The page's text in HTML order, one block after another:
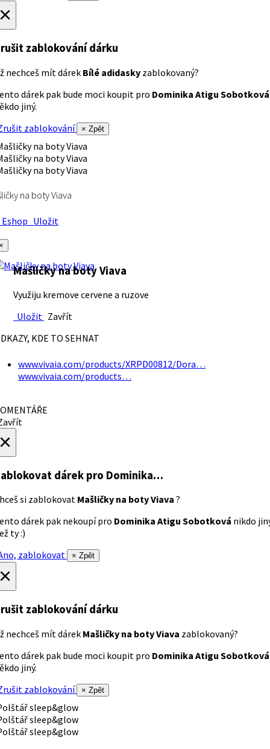
zablokování dárku
nechceš mít dárek Bílé adidasky zablokovaný?
dárek pak bude moci koupit pro Dominika Atigu Sobotková
jiný.
zablokování
× Zpět
na boty Viava
Uložit
Mašličky na boty Viava
Využiju kremove cervene a ruzove
Uložit Zavřít
KDE TO SEHNAT
www.vivaia.com/products/XRPD00812/Dora…
www.vivaia.com/products…
dárek pro Dominika…
si zablokovat Mašličky na boty Viava ?
dárek pak nekoupí pro Dominika Atigu Sobotková nikdo
ty :)
zablokovat
× Zpět
zablokování dárku
nechceš mít dárek Mašličky na boty Viava zablokovaný?
dárek pak bude moci koupit pro Dominika Atigu Sobotková
jiný.
zablokování
× Zpět